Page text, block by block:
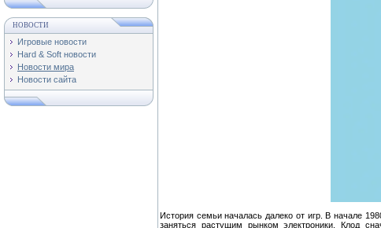
НОВОСТИ
Игровые новости
Hard & Soft новости
Новости мира
Новости сайта
История семьи началась далеко от игр. В начале
заняться растущим рынком электроники. Клод